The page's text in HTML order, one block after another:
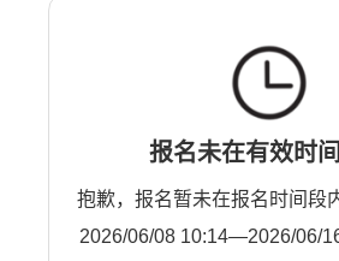
报名未在有效时
抱歉，报名暂未在报名时间段
2026/06/08 10:14—2026/06/